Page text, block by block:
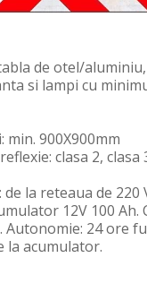
de otel/
si lampi cu
min. 900X900mm
clasa 2, clasa
la reteaua de 220
12V 100 Ah.
Autonomie: 24 ore
la acumulator.